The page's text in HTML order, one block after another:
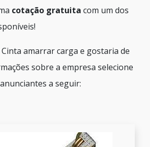
cotação gratuita com um dos
amarrar carga e gostaria de
sobre a empresa selecione
a seguir: